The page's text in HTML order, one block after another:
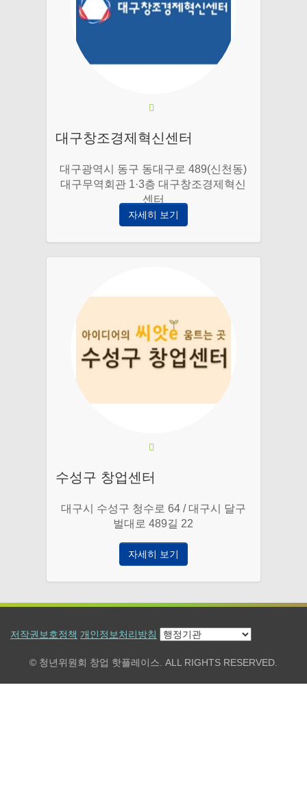
대구창조경제혁신센터
대구광역시 동구 동대구로 489(신천동)
대구무역회관 1·3층 대구창조경제혁신
센터
자세히 보기
수성구 창업센터
대구시 수성구 청수로 64 / 대구시 달구
벌대로 489길 22
자세히 보기
저작권보호정책 개인정보처리방침
© 청년위원회 창업 핫플레이스. ALL RIGHTS RESERVED.